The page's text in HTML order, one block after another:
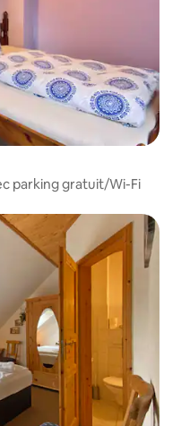
parking gratuit/Wi-Fi